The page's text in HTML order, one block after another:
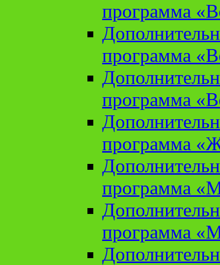
программа
программа
программа
программа
программа
программа